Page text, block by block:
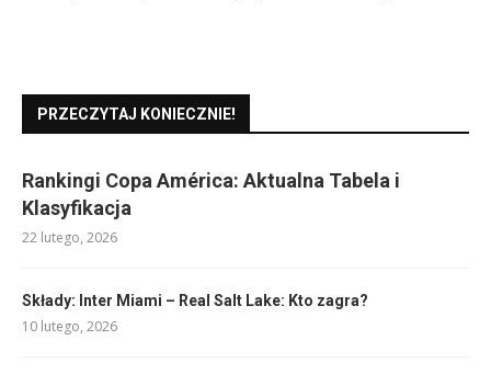
PRZECZYTAJ KONIECZNIE!
Rankingi Copa América: Aktualna Tabela i
Klasyfikacja
22 lutego, 2026
Składy: Inter Miami – Real Salt Lake: Kto zagra?
10 lutego, 2026